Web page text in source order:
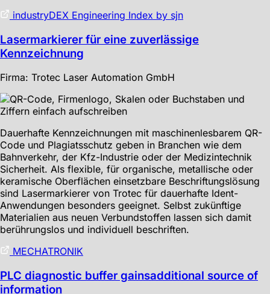
industryDEX Engineering Index by sjn
Lasermarkierer für eine zuverlässige
Kennzeichnung
Firma: Trotec Laser Automation GmbH
Dauerhafte Kennzeichnungen mit maschinenlesbarem QR-
Code und Plagiatsschutz geben in Branchen wie dem
Bahnverkehr, der Kfz-Industrie oder der Medizintechnik
Sicherheit. Als flexible, für organische, metallische oder
keramische Oberflächen einsetzbare Beschriftungslösung
sind Lasermarkierer von Trotec für dauerhafte Ident-
Anwendungen besonders geeignet. Selbst zukünftige
Materialien aus neuen Verbundstoffen lassen sich damit
berührungslos und individuell beschriften.
MECHATRONIK
PLC diagnostic buffer gainsadditional source of
information